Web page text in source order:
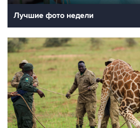
Лучшие фото недели